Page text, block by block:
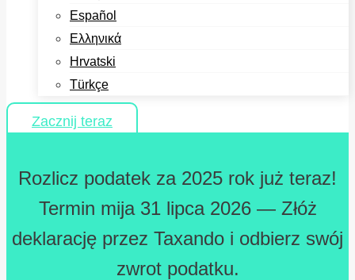
Español
Ελληνικά
Hrvatski
Türkçe
Zacznij teraz
Rozlicz podatek za 2025 rok już teraz!
Termin mija 31 lipca 2026 — Złóż
deklarację przez Taxando i odbierz swój
zwrot podatku.